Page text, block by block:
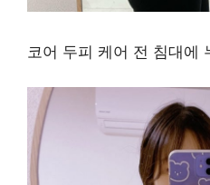
코어 두피 케어 전 침대에